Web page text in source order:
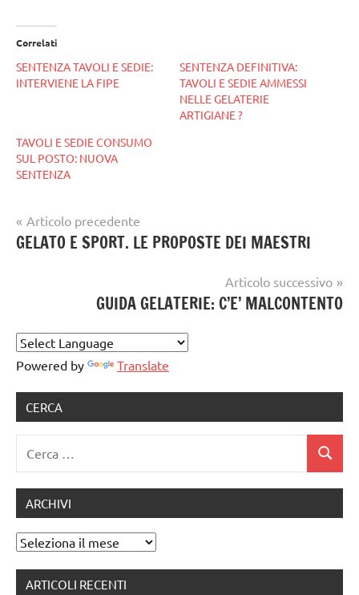
Correlati
SENTENZA TAVOLI E SEDIE:
INTERVIENE LA FIPE
SENTENZA DEFINITIVA:
TAVOLI E SEDIE AMMESSI
NELLE GELATERIE
ARTIGIANE ?
TAVOLI E SEDIE CONSUMO
SUL POSTO: NUOVA
SENTENZA
GELATO
Navigazione
articoli
Articolo precedente
GELATO E SPORT. LE PROPOSTE DEI MAESTRI
Articolo successivo
GUIDA GELATERIE: C’E’ MALCONTENTO
Powered by Translate
CERCA
Cerca
ARCHIVI
Archivi
ARTICOLI RECENTI